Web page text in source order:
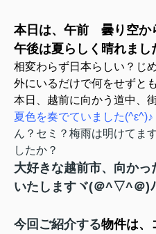
本日は、午前 曇り空か
午後は夏らしく晴れまし
相変わらず日本らしい？じ
外にいるだけで何をせずと
本日、越前に向かう道中、
夏色を奏でていました(^ε^)♪
ん？セミ？梅雨は明けてま
したか？
大好きな越前市、 向かっ
いたしますヾ(＠^▽^＠)ﾉ
今回ご紹介する物件は、